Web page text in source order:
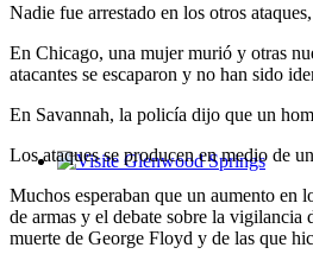
Nadie fue arrestado en los otros
En Chicago, una mujer murió y otras
atacantes se escaparon y no han sido
En Savannah, la policía dijo que un
Los ataques se producen en medio de
Muchos esperaban que un aumento en
de armas y el debate sobre la vigilancia
muerte de George Floyd y de las que